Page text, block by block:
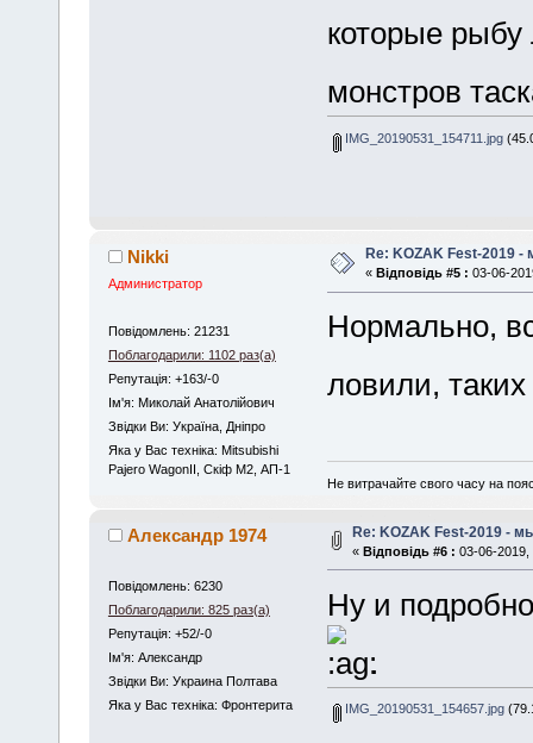
которые
монстров
IMG_20190531_154711.jpg
Nikki
Администратор
Повідомлень: 21231
Поблагодарили: 1102 раз(а)
Репутація: +163/-0
Iм'я: Миколай Анатолійович
Звідки Ви: Україна, Дніпро
Яка у Вас техніка: Mitsubishi
Pajero WagonII, Скіф М2, АП-1
Re: KOZAK Fest-2019
« Відповідь #5 : 03-06-
Нормально,
ловили,
Не витрачайте свого часу на
Александр 1974
Повідомлень: 6230
Поблагодарили: 825 раз(а)
Репутація: +52/-0
Iм'я: Александр
Звідки Ви: Украина Полтава
Яка у Вас техніка: Фронтерита
Re: KOZAK Fest-2019 -
« Відповідь #6 : 03-06-2019,
Ну и
.
IMG_20190531_154657.jpg